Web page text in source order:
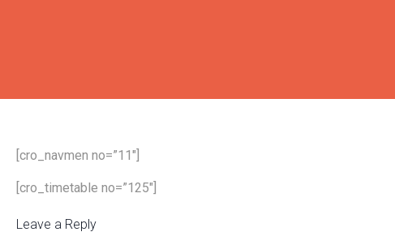
[cro_navmen no=”11″]
[cro_timetable no=”125″]
Leave a Reply